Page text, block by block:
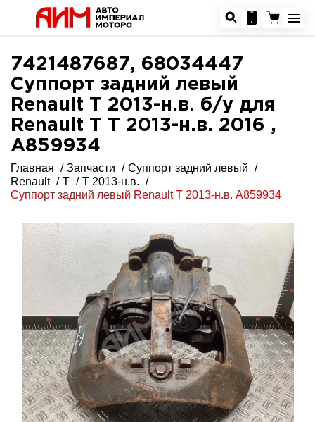
7421487687, 68034447
Суппорт задний левый
Renault T 2013-н.в. б/у для
Renault T T 2013-н.в. 2016 ,
A859934
Главная Запчасти
Суппорт задний левый
Renault
T
T 2013-н.в.
Суппорт задний левый Renault T 2013-н.в. A859934